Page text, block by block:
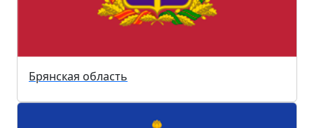
Брянская область